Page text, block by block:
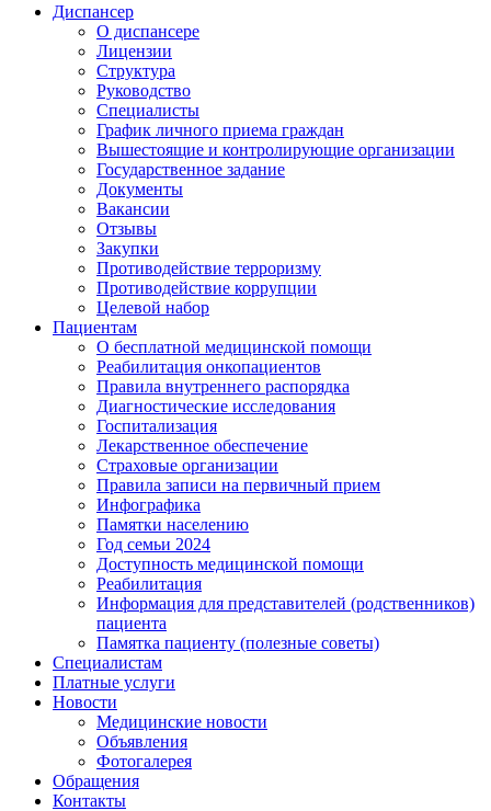
Диспансер
О диспансере
Лицензии
Структура
Руководство
Специалисты
График личного приема граждан
Вышестоящие и контролирующие организации
Государственное задание
Документы
Вакансии
Отзывы
Закупки
Противодействие терроризму
Противодействие коррупции
Целевой набор
Пациентам
О бесплатной медицинской помощи
Реабилитация онкопациентов
Правила внутреннего распорядка
Диагностические исследования
Госпитализация
Лекарственное обеспечение
Страховые организации
Правила записи на первичный прием
Инфографика
Памятки населению
Год семьи 2024
Доступность медицинской помощи
Реабилитация
Информация для представителей (родственников)
пациента
Памятка пациенту (полезные советы)
Специалистам
Платные услуги
Новости
Медицинские новости
Объявления
Фотогалерея
Обращения
Контакты